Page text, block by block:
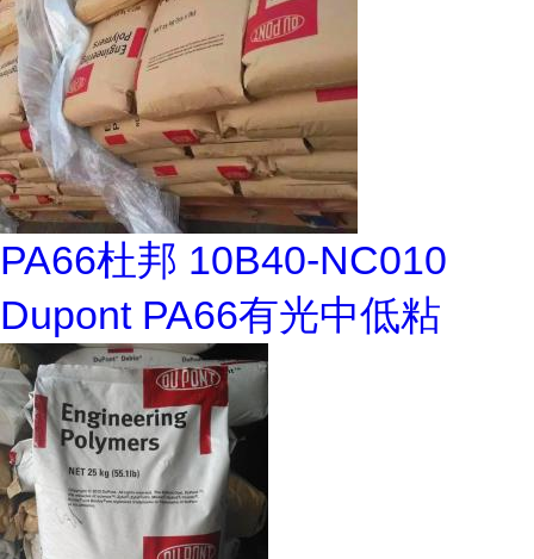
PA66杜邦 10B40-NC010
Dupont PA66有光中低粘